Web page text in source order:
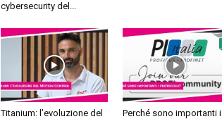
cybersecurity del...
Titanium: l’evoluzione del
Perché sono importanti i